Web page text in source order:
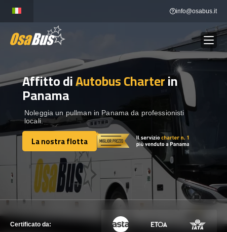
content
info@osabus.it
NOLEGGIO AUTOBUS Show dropdown
DESTINAZIONI Show dropdown
FLOTTA
METTITI IN CONTATTO
METTITI IN CONTATTO
Affitto diAutobus Charterin
Panama
Noleggia un pullman in Panama da professionisti
locali.
La nostra flotta
La nostra flotta
Certificato da: